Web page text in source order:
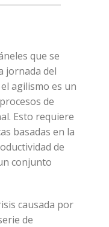
que se
jornada del
agilismo es un
de
Esto requiere
basadas en la
de
conjunto
causada por
de